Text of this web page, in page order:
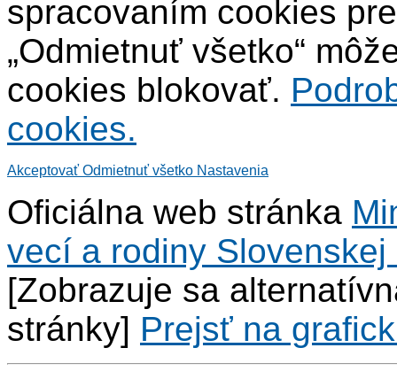
spracovaním cookies
„Odmietnuť všetko“
cookies blokovať.
cookies.
Akceptovať Odmietnuť všetko Nastavenia
Oficiálna web stránka
vecí a rodiny Slovenskej
[Zobrazuje sa
stránky] Prejsť na